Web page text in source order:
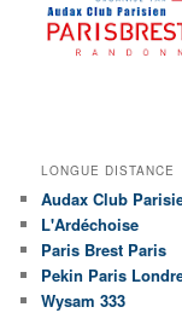
LONGUE DISTANCE
Audax Club
L'Ardéchoise
Paris Brest Paris
Pekin Paris
Wysam 333